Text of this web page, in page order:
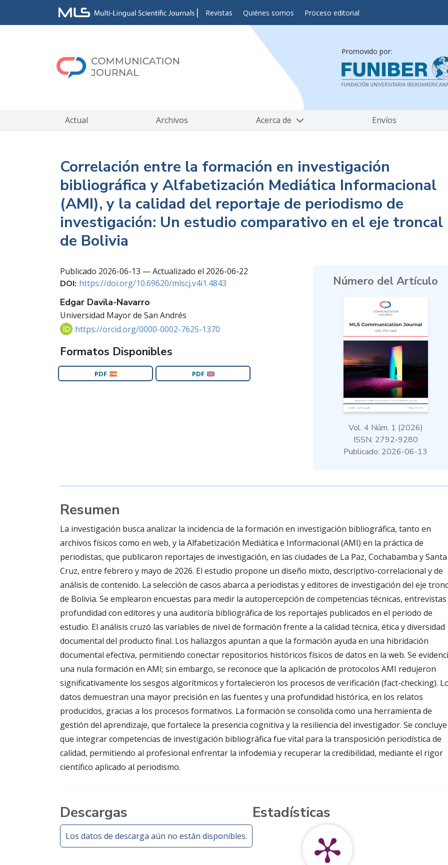
| Revistas Quiénes somos Proceso editorial
Promovido por:
Actual Archivos Acerca de Envíos
Correlación entre la formación en investigación
bibliográfica y Alfabetización Mediática Informacional
(AMI), y la calidad del reportaje de periodismo de
investigación: Un estudio comparativo en el eje troncal
de Bolivia
Publicado 2026-06-13 — Actualizado el 2026-06-22
DOI: https://doi.org/10.69620/mlscj.v4i1.4843
Edgar Davila-Navarro
Universidad Mayor de San Andrés
https://orcid.org/0000-0002-7625-1370
Formatos Disponibles
PDF PDF
Número del Artículo
Vol. 4 Núm. 1 (2026)
ISSN: 2792-9280
Publicado: 2026-06-13
Resumen
La investigación busca analizar la incidencia de la formación en investigación bibliográfica, tanto en
archivos físicos como en web, y la Alfabetización Mediática e Informacional (AMI) en la práctica de
periodistas, que publicaron reportajes de investigación, en las ciudades de La Paz, Cochabamba y Santa
Cruz, entre febrero y mayo de 2026. El estudio propone un diseño mixto, descriptivo-correlacional y de
análisis de contenido. La selección de casos abarca a periodistas y editores de investigación del eje
de Bolivia. Se emplearon encuestas para medir la autopercepción de competencias técnicas, entrevistas
profundidad con editores y una auditoría bibliográfica de los reportajes publicados en el periodo de
estudio. El análisis cruzó las variables de nivel de formación frente a la calidad técnica, ética y diversidad
documental del producto final. Los hallazgos apuntan a que la formación ayuda en una hibridación
documental efectiva, permitiendo conectar repositorios históricos físicos de datos en la web. Se
una nula formación en AMI; sin embargo, se reconoce que la aplicación de protocolos AMI redujeron
significativamente los sesgos algorítmicos y fortalecieron los procesos de verificación (fact-checking).
datos demuestran una mayor precisión en las fuentes y una profundidad histórica, en los relatos
producidos, gracias a los procesos formativos. La formación se consolida como una herramienta de
gestión del aprendizaje, que fortalece la presencia cognitiva y la resiliencia del investigador. Se concluye
que integrar competencias de investigación bibliográfica fue vital para la transposición periodística de
calidad, permitiendo al profesional enfrentar la infodemia y recuperar la credibilidad, mediante el rigor
científico aplicado al periodismo.
Descargas
Los datos de descarga aún no están disponibles.
Estadísticas